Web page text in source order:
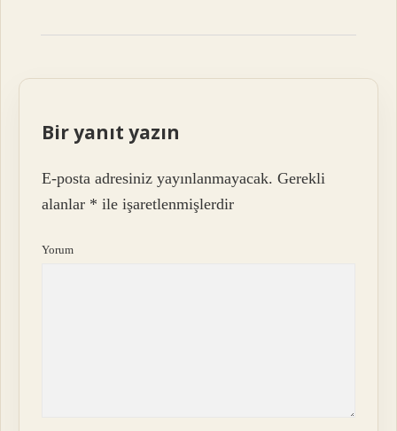
Bir yanıt yazın
E-posta adresiniz yayınlanmayacak. Gerekli
alanlar * ile işaretlenmişlerdir
Yorum